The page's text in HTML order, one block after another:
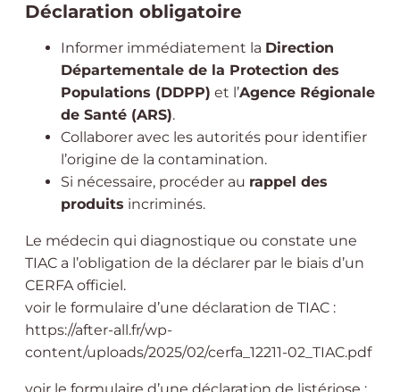
Déclaration obligatoire
Informer immédiatement la Direction
Départementale de la Protection des
Populations (DDPP) et l’Agence Régionale
de Santé (ARS).
Collaborer avec les autorités pour identifier
l’origine de la contamination.
Si nécessaire, procéder au rappel des
produits incriminés.
Le médecin qui diagnostique ou constate une
TIAC a l’obligation de la déclarer par le biais d’un
CERFA officiel.
voir le formulaire d’une déclaration de TIAC :
https://after-all.fr/wp-
content/uploads/2025/02/cerfa_12211-02_TIAC.pdf